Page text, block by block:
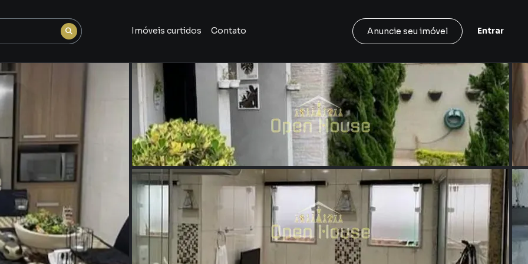
Imóveis curtidos Contato Anuncie seu imóvel Entrar